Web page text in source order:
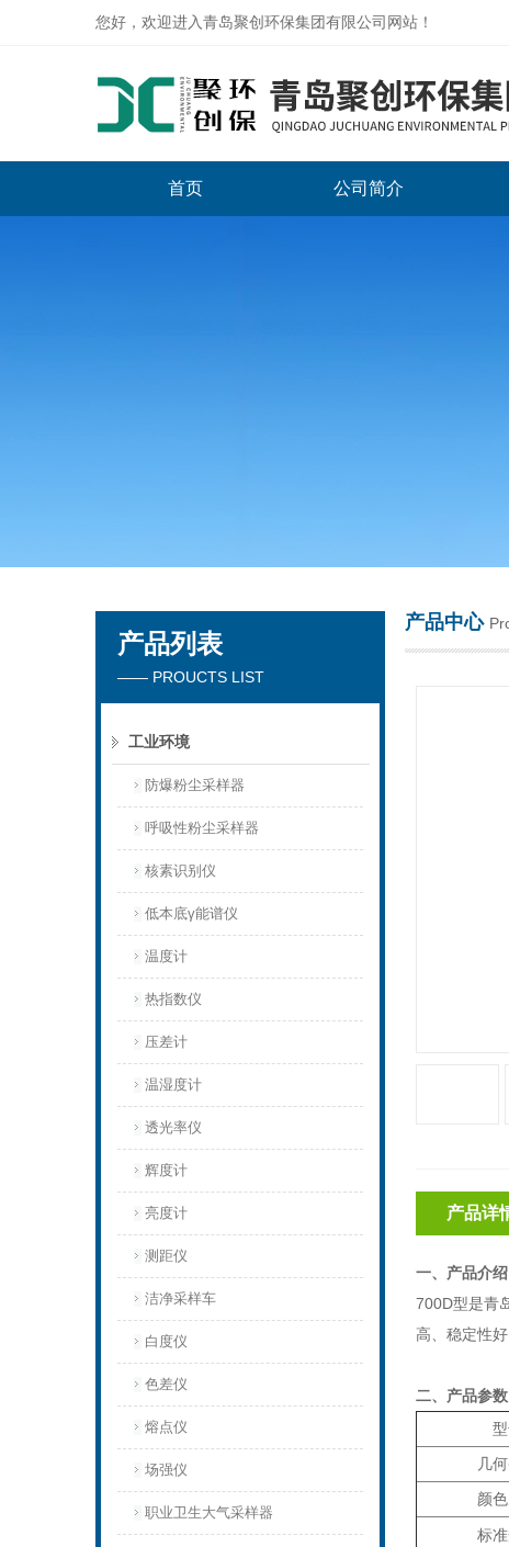
您好，欢迎进入青岛聚创环保集团有限公司网站！
首页 公司简介
产品列表
—— PROUCTS LIST
工业环境
防爆粉尘采样器
呼吸性粉尘采样器
核素识别仪
低本底γ能谱仪
温度计
热指数仪
压差计
温湿度计
透光率仪
辉度计
亮度计
测距仪
洁净采样车
白度仪
色差仪
熔点仪
场强仪
职业卫生大气采样器
产品中心
产品详
一、产品介绍
700D型是青
高、稳定性
二、产品参数
几
颜
标